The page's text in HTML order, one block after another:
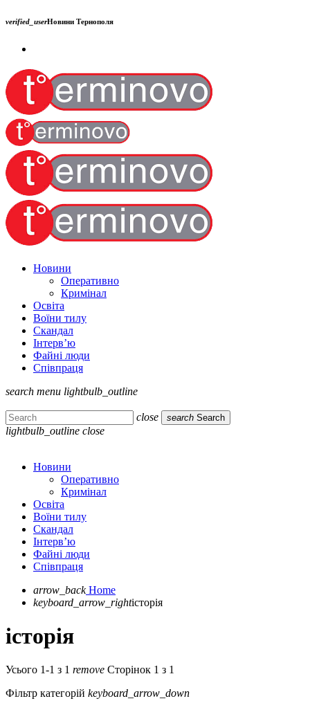
verified_userНовини Тернополя
Новини
Оперативно
Кримінал
Освіта
Воїни тилу
Скандал
Інтерв’ю
Файні люди
Співпраця
search menu lightbulb_outline
close search Search
lightbulb_outline close
Новини
Оперативно
Кримінал
Освіта
Воїни тилу
Скандал
Інтерв’ю
Файні люди
Співпраця
arrow_back Home
keyboard_arrow_rightісторія
історія
Усього 1-1 з 1 remove Сторінок 1 з 1
Фільтр категорій keyboard_arrow_down